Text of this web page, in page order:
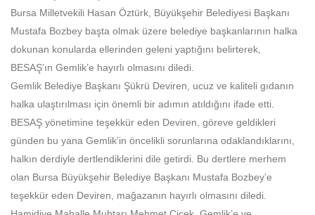
Bursa Milletvekili Hasan Öztürk, Büyükşehir Belediyesi Başkanı
Mustafa Bozbey başta olmak üzere belediye başkanlarının halka
dokunan konularda ellerinden geleni yaptığını belirterek,
BESAŞ’ın Gemlik’e hayırlı olmasını diledi.
Gemlik Belediye Başkanı Şükrü Deviren, ucuz ve kaliteli gıdanın
halka ulaştırılması için önemli bir adımın atıldığını ifade etti.
BESAŞ yönetimine teşekkür eden Deviren, göreve geldikleri
günden bu yana Gemlik’in öncelikli sorunlarına odaklandıklarını,
halkın derdiyle dertlendiklerini dile getirdi. Bu dertlere merhem
olan Bursa Büyükşehir Belediye Başkanı Mustafa Bozbey’e
teşekkür eden Deviren, mağazanın hayırlı olmasını diledi.